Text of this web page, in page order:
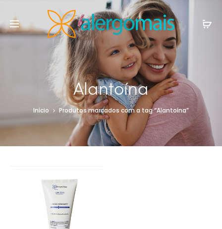
Alantoína
Início Produtos marcados com a tag “Alantoína”